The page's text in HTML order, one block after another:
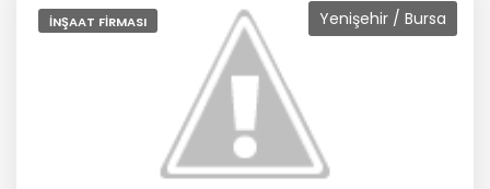
Yenişehir / Bursa
İNŞAAT FIRMASI